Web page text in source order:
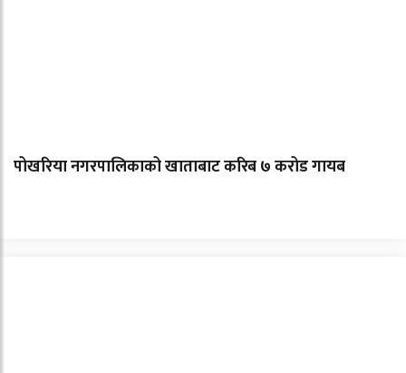
पोखरिया नगरपालिकाको खाताबाट करिब ७ करोड गायब